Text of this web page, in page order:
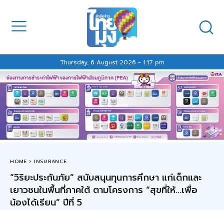
Thursday, 6 August 2026 - 1:17 pm
HOME INSURANCE
“วิริยะประกันภัย” สนับสนุนทุนการศึกษา แก่เด็กและ
เยาวชนในพื้นที่ภาคใต้ ตามโครงการ “สุขที่ให้…เพื่อ
น้องได้เรียน” ปีที่ 5